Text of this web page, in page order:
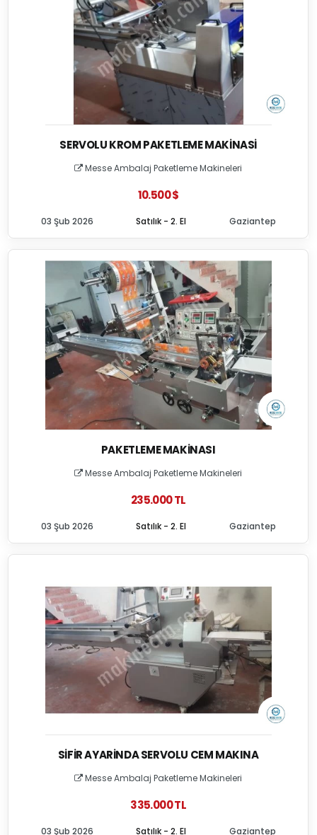
SERVOLU KROM PAKETLEME MAKINASI
Messe Ambalaj Paketleme Makineleri
10.500 $
Satılık - 2. El
03 Şub 2026 Gaziantep
PAKETLEME MAKINASI
Messe Ambalaj Paketleme Makineleri
235.000 TL
Satılık - 2. El
03 Şub 2026 Gaziantep
SIFIR AYARINDA SERVOLU CEM MAKINA
Messe Ambalaj Paketleme Makineleri
335.000 TL
Satılık - 2. El
03 Şub 2026 Gaziantep